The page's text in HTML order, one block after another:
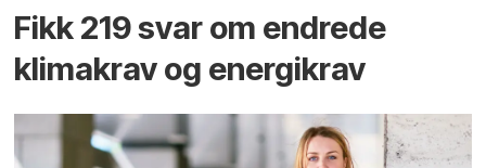
Fikk 219 svar om endrede
klimakrav og energikrav